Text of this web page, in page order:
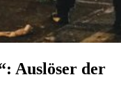
Auslöser der